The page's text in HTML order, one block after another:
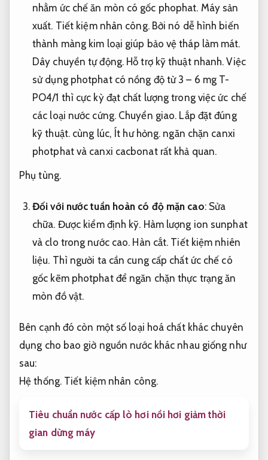
nhằm ức chế ăn mòn có gốc phophat. Máy sản
xuất. Tiết kiệm nhân công.Bởi nó dễ hình biến
thành màng kim loại giúp bảo vệ tháp làm mát.
Dây chuyền tự động. Hỗ trợ kỹ thuật nhanh. Việc
sử dụng photphat có nồng độ từ 3 – 6 mg T-
PO4/1 thì cực kỳ đạt chất lượng trong việc ức chế
các loại nước cứng. Chuyển giao. Lắp đặt đúng
kỹ thuật. cùng lúc, Ít hư hỏng. ngăn chặn canxi
photphat và canxi cacbonat rất khả quan.
Phụ tùng.
Đối với nước tuần hoàn có độ mặn cao: Sửa
chữa. Được kiểm định kỹ. Hàm lượng ion sunphat
và clo trong nước cao. Hàn cắt. Tiết kiệm nhiên
liệu. Thì người ta cần cung cấp chất ức chế có
gốc kẽm photphat để ngăn chặn thực trạng ăn
mòn đồ vật.
Bên cạnh đó còn một số loại hoá chất khác chuyên
dụng cho bao giờ nguồn nước khác nhau giống như
sau:
Hệ thống. Tiết kiệm nhân công.
Tiêu chuẩn nước cấp lò hơi nồi hơi giảm thời
gian dừng máy